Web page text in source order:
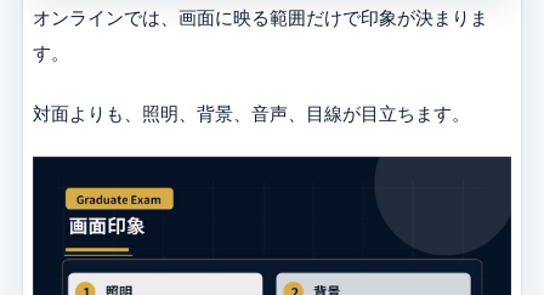
オンラインでは、画面に映る範囲だけで印象が決まりま
す。
対面よりも、照明、背景、音声、目線が目立ちます。